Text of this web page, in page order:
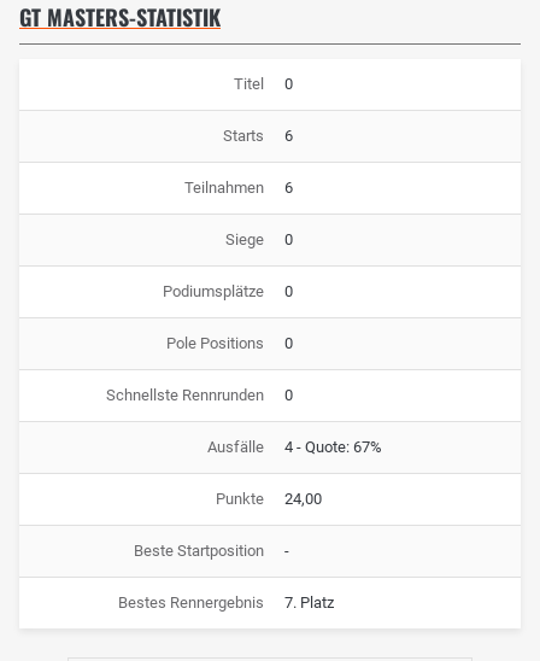
GT MASTERS-STATISTIK
Titel 0
Starts 6
Teilnahmen 6
Siege 0
Podiumsplätze 0
Pole Positions 0
Schnellste Rennrunden 0
Ausfälle 4 - Quote: 67%
Punkte 24,00
Beste Startposition -
Bestes Rennergebnis 7. Platz